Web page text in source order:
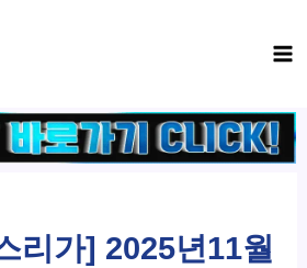
리가] 2025년11월